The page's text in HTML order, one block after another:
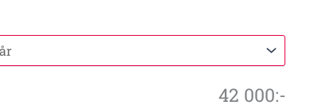
42 000:-